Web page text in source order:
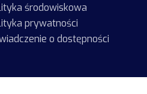
środowiskowa
prywatności
o dostępności